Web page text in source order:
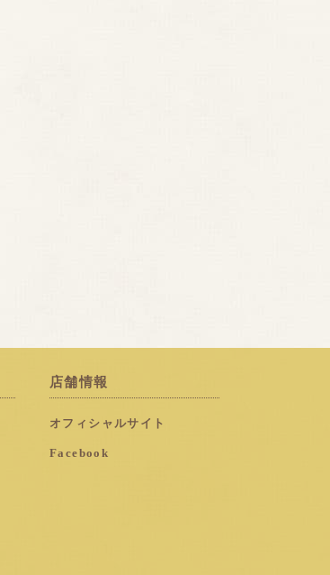
店舗情報
オフィシャルサイト
Facebook